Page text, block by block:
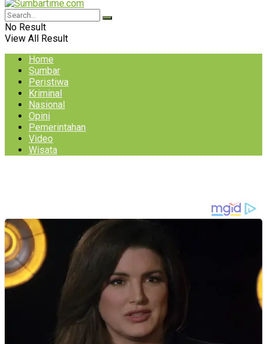
No Result
View All Result
Home
Sumbar
Peristiwa
Kriminal
Nasional
Opini
Pemerintahan
Video
Wisata